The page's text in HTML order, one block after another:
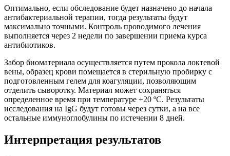
Оптимально, если обследование будет назначено до начала
антибактериальной терапии, тогда результаты будут
максимально точными. Контроль проводимого лечения
выполняется через 2 недели по завершении приема курса
антибиотиков.
Забор биоматериала осуществляется путем прокола локтевой
вены, образец крови помещается в стерильную пробирку с
подготовленным гелем для коагуляции, позволяющим
отделить сыворотку. Материал может сохраняться
определенное время при температуре +20 ºC. Результаты
исследования на IgG будут готовы через сутки, а на все
остальные иммуноглобулины по истечении 8 дней.
Интерпретация результатов